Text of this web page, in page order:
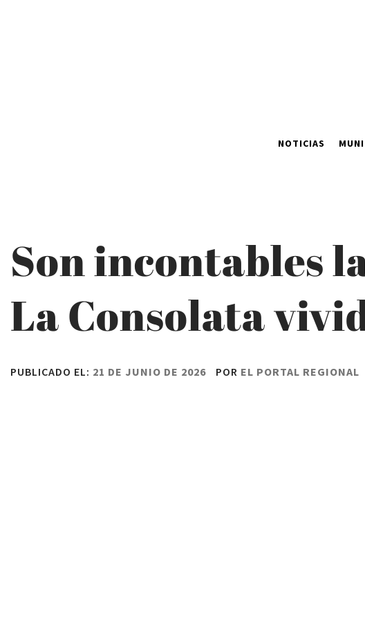
NOTICIAS
Son incontables
La Consolata
PUBLICADO EL: 21 DE JUNIO DE 2026 POR EL PORTAL REGIONAL